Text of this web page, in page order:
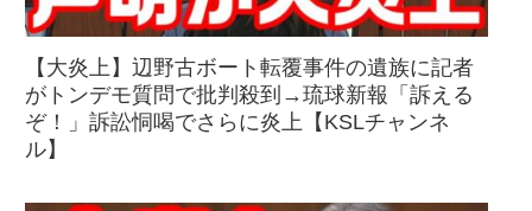
【大炎上】辺野古ボート転覆事件の遺族に記者
がトンデモ質問で批判殺到→琉球新報「訴える
ぞ！」訴訟恫喝でさらに炎上【KSLチャンネ
ル】